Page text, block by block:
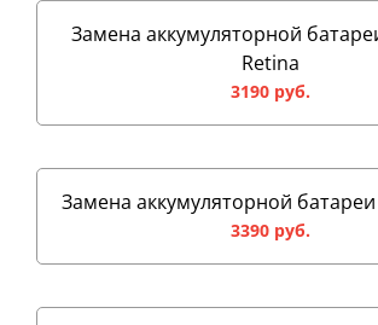
Замена аккумуляторной
Retina
3190 руб.
Замена аккумуляторной
3390 руб.